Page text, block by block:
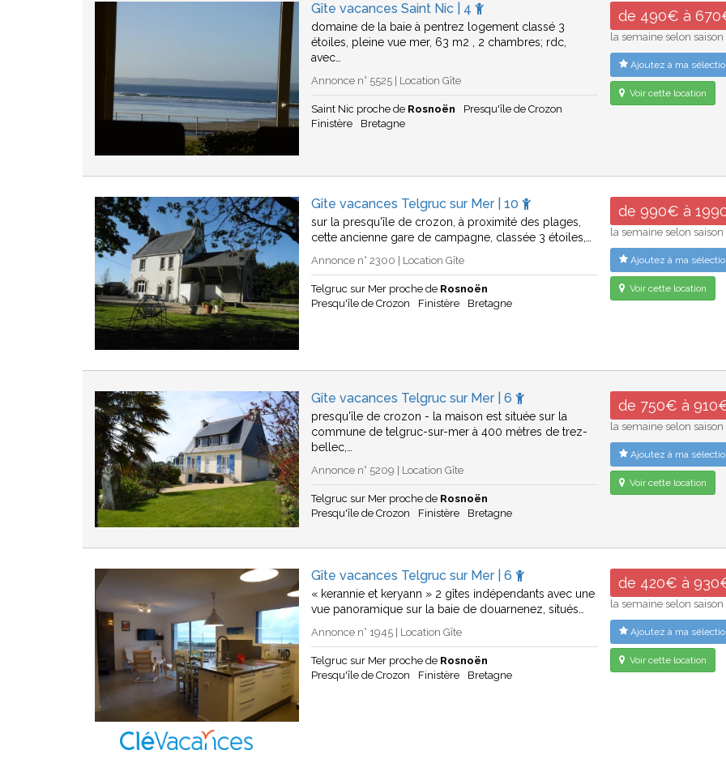
Gîte vacances Saint Nic | 4
domaine de la baie à pentrez logement classé 3
étoiles, pleine vue mer, 63 m2 , 2 chambres; rdc,
avec…
Annonce n° 5525 | Location Gîte
Saint Nic proche de Rosnoën
Presqu'île de Crozon
Finistère
Bretagne
de 490€ à
la semaine selon saison
Ajoutez à ma
Voir cette location
Gîte vacances Telgruc sur Mer | 10
sur la presqu'île de crozon, à proximité des plages,
cette ancienne gare de campagne, classée 3 étoiles,…
Annonce n° 2300 | Location Gîte
Telgruc sur Mer proche de Rosnoën
Presqu'île de Crozon
Finistère Bretagne
de 990€ à
la semaine selon saison
Ajoutez à ma
Voir cette location
Gîte vacances Telgruc sur Mer | 6
presqu'île de crozon - la maison est située sur la
commune de telgruc-sur-mer à 400 mètres de trez-
bellec,…
Annonce n° 5209 | Location Gîte
Telgruc sur Mer proche de Rosnoën
Presqu'île de Crozon
Finistère Bretagne
de 750€ à
la semaine selon saison
Ajoutez à ma
Voir cette location
Gîte vacances Telgruc sur Mer | 6
« kerannie et keryann » 2 gîtes indépendants avec une
vue panoramique sur la baie de douarnenez, situés…
Annonce n° 1945 | Location Gîte
Telgruc sur Mer proche de Rosnoën
Presqu'île de Crozon
Finistère Bretagne
de 420€ à
la semaine selon saison
Ajoutez à ma
Voir cette location